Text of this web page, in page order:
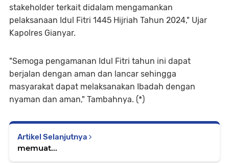
stakeholder terkait didalam mengamankan
pelaksanaan Idul Fitri 1445 Hijriah Tahun 2024," Ujar
Kapolres Gianyar.
"Semoga pengamanan Idul Fitri tahun ini dapat
berjalan dengan aman dan lancar sehingga
masyarakat dapat melaksanakan Ibadah dengan
nyaman dan aman," Tambahnya. (*)
Artikel Selanjutnya
memuat...